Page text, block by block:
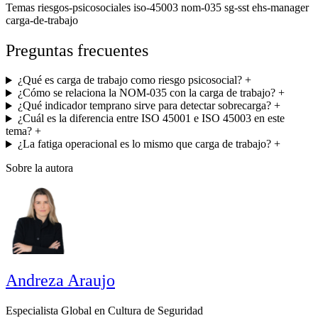
Temas riesgos-psicosociales iso-45003 nom-035 sg-sst ehs-manager
carga-de-trabajo
Preguntas frecuentes
¿Qué es carga de trabajo como riesgo psicosocial?+
¿Cómo se relaciona la NOM-035 con la carga de trabajo?+
¿Qué indicador temprano sirve para detectar sobrecarga?+
¿Cuál es la diferencia entre ISO 45001 e ISO 45003 en este
tema? +
¿La fatiga operacional es lo mismo que carga de trabajo?+
Sobre la autora
Andreza Araujo
Especialista Global en Cultura de Seguridad